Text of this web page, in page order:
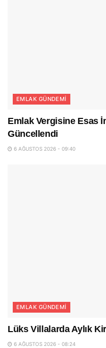
EMLAK GÜNDEMI
Emlak Vergisine Esas
Güncellendi
6 AĞUSTOS 2026 - 09:40
EMLAK GÜNDEMI
Lüks Villalarda Aylık
6 AĞUSTOS 2026 - 08:24